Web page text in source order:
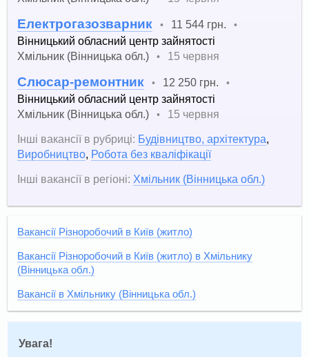
Електрогазозварник • 11 544 грн. •
Вінницький обласний центр зайнятості
Хмільник (Вінницька обл.)
• 15 червня
Слюсар-ремонтник • 12 250 грн. •
Вінницький обласний центр зайнятості
Хмільник (Вінницька обл.)
•
15 червня
Інші вакансії в рубриці: Будівництво, архітектура,
Виробництво, Робота без кваліфікації
Інші вакансії в регіоні: Хмільник (Вінницька обл.)
Вакансії Різноробочий в Київ (житло)
Вакансії Різноробочий в Київ (житло) в Хмільнику
(Вінницька обл.)
Вакансії в Хмільнику (Вінницька обл.)
Увага!